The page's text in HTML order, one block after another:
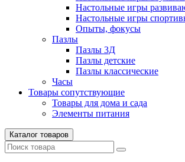
Настольные игры
Настольные игры
Опыты, фокусы
Пазлы
Пазлы 3Д
Пазлы детские
Пазлы классические
Часы
Товары сопутствующие
Товары для дома и сада
Элементы питания
Каталог товаров